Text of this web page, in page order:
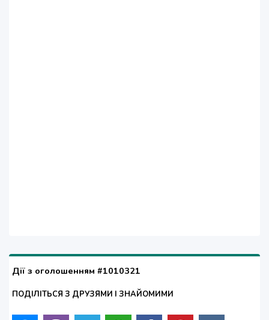
Дії з оголошенням #1010321
ПОДІЛІТЬСЯ З ДРУЗЯМИ І ЗНАЙОМИМИ